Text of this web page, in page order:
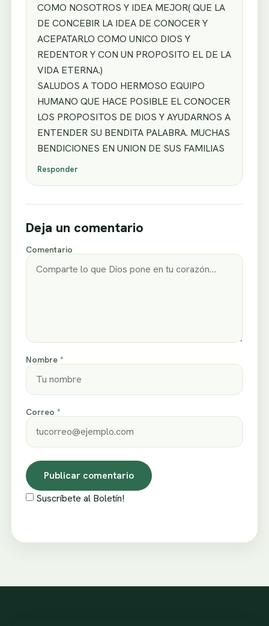
COMO NOSOTROS Y IDEA MEJOR( QUE LA
DE CONCEBIR LA IDEA DE CONOCER Y
ACEPATARLO COMO UNICO DIOS Y
REDENTOR Y CON UN PROPOSITO EL DE LA
VIDA ETERNA.)
SALUDOS A TODO HERMOSO EQUIPO
HUMANO QUE HACE POSIBLE EL CONOCER
LOS PROPOSITOS DE DIOS Y AYUDARNOS A
ENTENDER SU BENDITA PALABRA. MUCHAS
BENDICIONES EN UNION DE SUS FAMILIAS
Responder
Deja un comentario
Comentario
Nombre *
Correo *
Suscríbete al Boletín!